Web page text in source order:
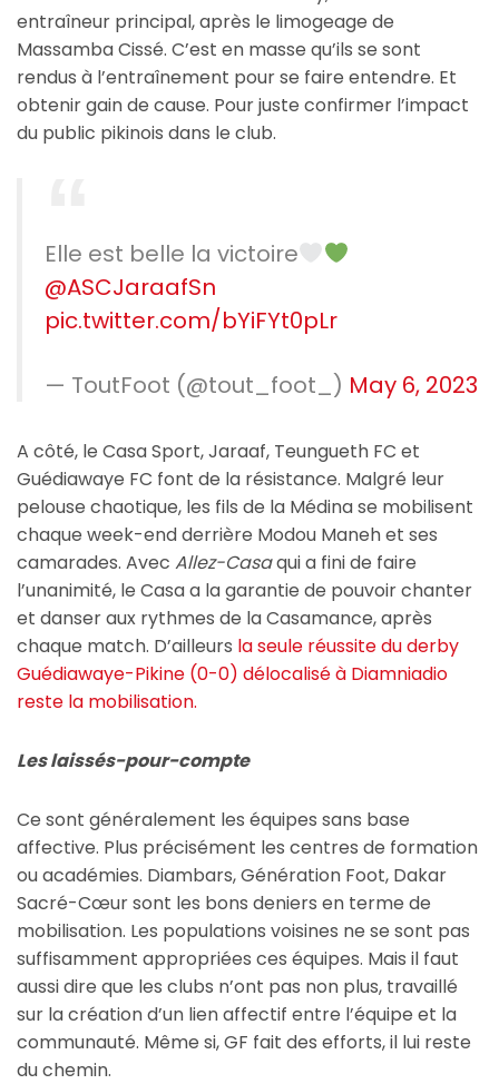
entraîneur principal, après le limogeage de
Massamba Cissé. C’est en masse qu’ils se sont
rendus à l’entraînement pour se faire entendre. Et
obtenir gain de cause. Pour juste confirmer l’impact
du public pikinois dans le club.
Elle est belle la victoire
@ASCJaraafSn
pic.twitter.com/bYiFYt0pLr
— ToutFoot (@tout_foot_) May 6, 2023
A côté, le Casa Sport, Jaraaf, Teungueth FC et
Guédiawaye FC font de la résistance. Malgré leur
pelouse chaotique, les fils de la Médina se mobilisent
chaque week-end derrière Modou Maneh et ses
camarades. Avec Allez-Casaqui a fini de faire
l’unanimité, le Casa a la garantie de pouvoir chanter
et danser aux rythmes de la Casamance, après
chaque match. D’ailleurs la seule réussite du derby
Guédiawaye-Pikine (0-0) délocalisé à Diamniadio
reste la mobilisation.
Les laissés-pour-compte
Ce sont généralement les équipes sans base
affective. Plus précisément les centres de formation
ou académies. Diambars, Génération Foot, Dakar
Sacré-Cœur sont les bons deniers en terme de
mobilisation. Les populations voisines ne se sont pas
suffisamment appropriées ces équipes. Mais il faut
aussi dire que les clubs n’ont pas non plus, travaillé
sur la création d’un lien affectif entre l’équipe et la
communauté. Même si, GF fait des efforts, il lui reste
du chemin.